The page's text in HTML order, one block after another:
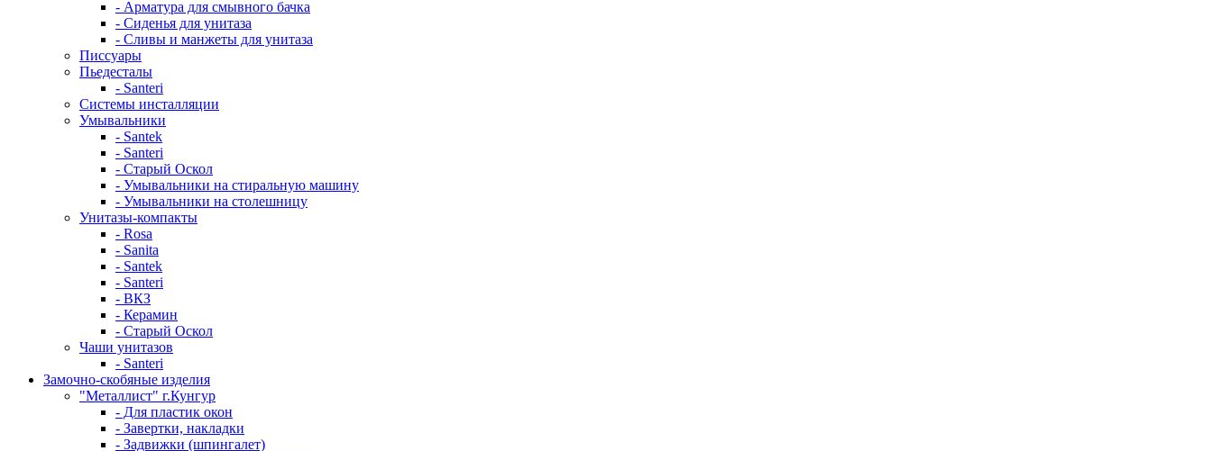
- Арматура для смывного бачка
- Сиденья для унитаза
- Сливы и манжеты для унитаза
Писсуары
Пьедесталы
- Santeri
Системы инсталляции
Умывальники
- Santek
- Santeri
- Старый Оскол
- Умывальники на стиральную машину
- Умывальники на столешницу
Унитазы-компакты
- Rosa
- Sanita
- Santek
- Santeri
- ВКЗ
- Керамин
- Старый Оскол
Чаши унитазов
- Santeri
Замочно-скобяные изделия
"Металлист" г.Кунгур
- Для пластик окон
- Завертки, накладки
- Задвижки (шпингалет)